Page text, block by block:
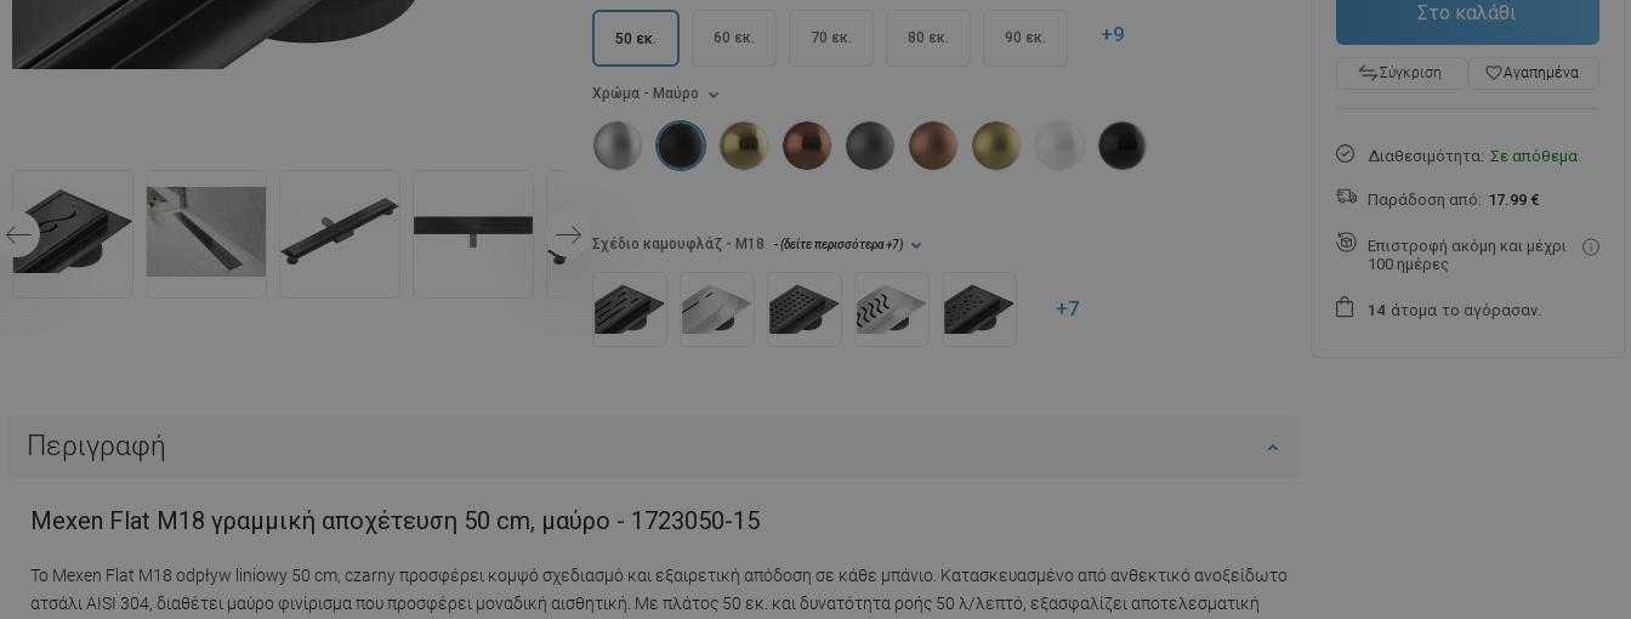
50 εκ. 60 εκ. 70 εκ. 80 εκ. 90 εκ. +9
Χρώμα - Μαύρο
Σχέδιο καμουφλάζ - M18 - (δείτε περισσότερα+7)
+7
Περιγραφή
Mexen Flat M18 γραμμική αποχέτευση 50 cm, μαύρο - 1723050-15
Το Mexen Flat M18 odpływ liniowy 50 cm, czarny προσφέρει κομψό σχεδιασμό και εξαιρετική απόδοση σε κάθε μπάνιο. Κατασκευασμένο από ανθεκτικό ανοξείδωτο
ατσάλι AISI 304, διαθέτει μαύρο φινίρισμα που προσφέρει μοναδική αισθητική. Με πλάτος 50 εκ. και δυνατότητα ροής 50 λ/λεπτό, εξασφαλίζει αποτελεσματική
Στο καλάθι
Σύγκριση favorite_borderΑγαπημένα
Διαθεσιμότητα: Σε απόθεμα
Παράδοση από: 17.99 €
Επιστροφή ακόμη και μέχρι
100 ημέρες
1 4 άτομα το αγόρασαν.